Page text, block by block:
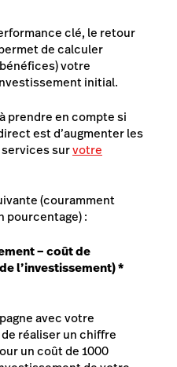
clé, le retour
de calculer
votre
initial.
prendre en compte si
est d’augmenter les
survotre
(couramment
pourcentage) :
– coût de
l’investissement) *
avec votre
réaliser un chiffre
un coût de 1000